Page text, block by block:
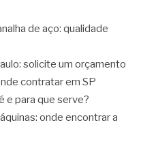
de aço: qualidade
solicite um orçamento
contratar em SP
e para que serve?
onde encontrar a